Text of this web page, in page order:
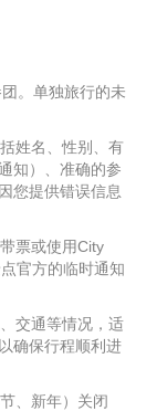
。单独旅行的未
姓名、性别、有
知）、准确的参
您提供错误信息
票或使用City
官方的临时通知
交通等情况，适
确保行程顺利进
、新年）关闭